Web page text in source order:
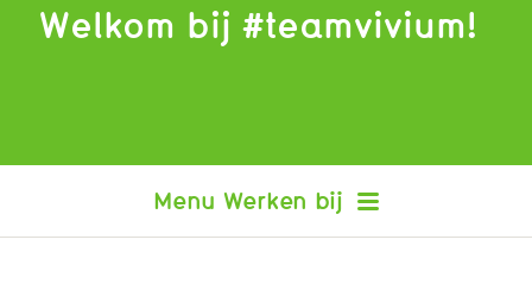
Welkom bij #teamvivium!
Werken bij